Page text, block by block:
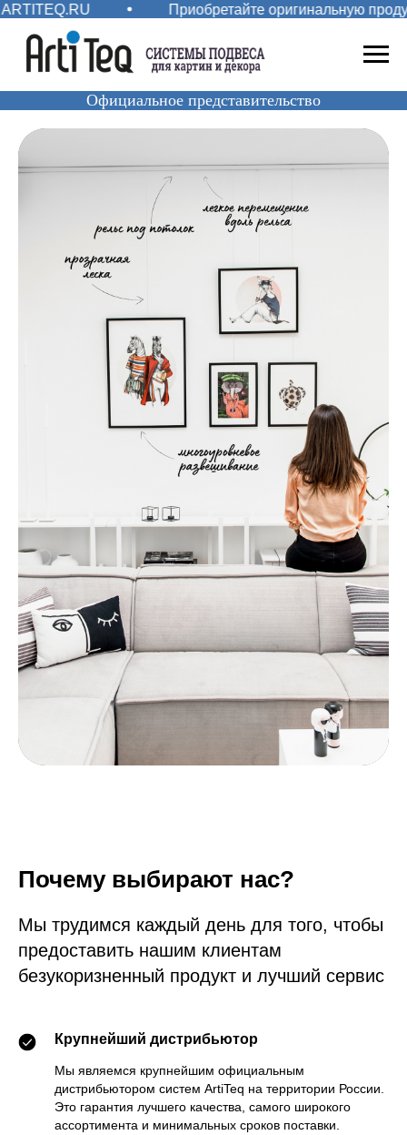
Приобретайте оригинальную
Официальное представительство
Почему выбирают нас?
Мы трудимся каждый день для того, чтобы
предоставить нашим клиентам
безукоризненный продукт и лучший сервис
Крупнейший дистрибьютор
Мы являемся крупнейшим официальным
дистрибьютором систем ArtiTeq на территории России.
Это гарантия лучшего качества, самого широкого
ассортимента и минимальных сроков поставки.